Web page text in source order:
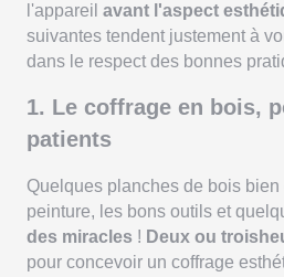
l'appareil avant l'aspect
suivantes tendent justement à
dans le respect des bonnes
1. Le coffrage en bois,
patients
Quelques planches de bois
peinture, les bons outils et
des miracles ! Deux ou
pour concevoir un coffrage